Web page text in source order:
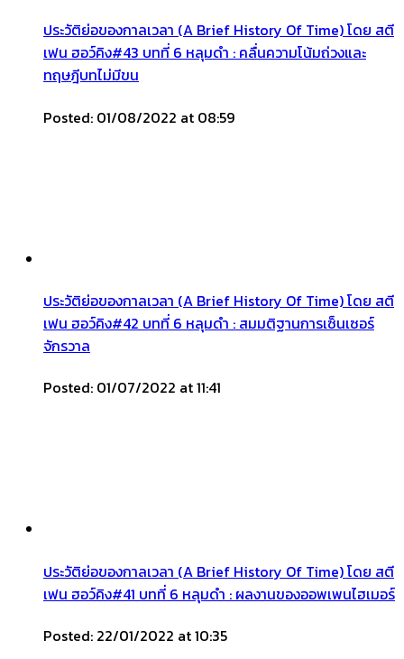
ประวัติย่อของกาลเวลา (A Brief History Of Time) โดย สตี
เฟน ฮอว์คิง#43 บทที่ 6 หลุมดำ : คลื่นความโน้มถ่วงและ
ทฤษฎีบทไม่มีขน
Posted: 01/08/2022 at 08:59
ประวัติย่อของกาลเวลา (A Brief History Of Time) โดย สตี
เฟน ฮอว์คิง#42 บทที่ 6 หลุมดำ : สมมติฐานการเซ็นเซอร์
จักรวาล
Posted: 01/07/2022 at 11:41
ประวัติย่อของกาลเวลา (A Brief History Of Time) โดย สตี
เฟน ฮอว์คิง#41 บทที่ 6 หลุมดำ : ผลงานของออพเพนไฮเมอร์
Posted: 22/01/2022 at 10:35